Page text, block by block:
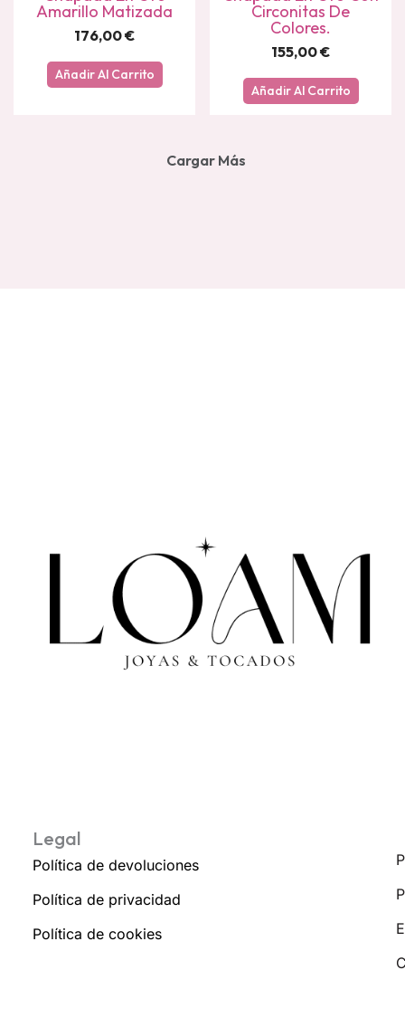
Amarillo Matizada
176,00€
Añadir Al Carrito
Circonitas De
Colores.
155,00€
Añadir Al Carrito
Cargar Más
Legal
Política de devoluciones
Política de privacidad
Política de cookies